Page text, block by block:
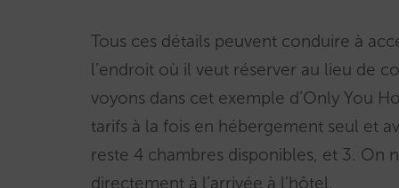
Tous ces détails peuvent conduire à
l’endroit où il veut réserver au lieu de
voyons dans cet exemple d’Only You
tarifs à la fois en hébergement seul et
reste 4 chambres disponibles, et 3. On
directement à l’arrivée à l’hôtel.